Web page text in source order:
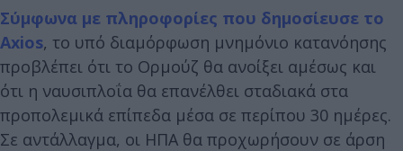
Σύμφωνα με πληροφορίες που δημοσίευσε το
Axios, το υπό διαμόρφωση μνημόνιο κατανόησης
προβλέπει ότι το Ορμούζ θα ανοίξει αμέσως και
ότι η ναυσιπλοΐα θα επανέλθει σταδιακά στα
προπολεμικά επίπεδα μέσα σε περίπου 30 ημέρες.
Σε αντάλλαγμα, οι ΗΠΑ θα προχωρήσουν σε άρση